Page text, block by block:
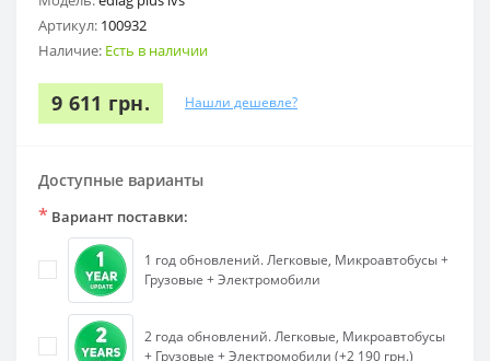
Артикул: 100932
Наличие: Есть в наличии
9 611 грн. Нашли дешевле?
Доступные варианты
* Вариант поставки:
1 год обновлений. Легковые, Микроавтобусы +
Грузовые + Электромобили
2 года обновлений. Легковые, Микроавтобусы
+ Грузовые + Электромобили (+2 190 грн.)